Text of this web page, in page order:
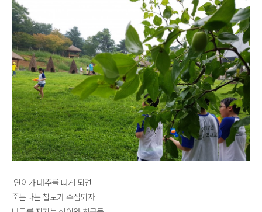
연이가 대추를 따게 되면
죽는다는 첩보가 수집되자